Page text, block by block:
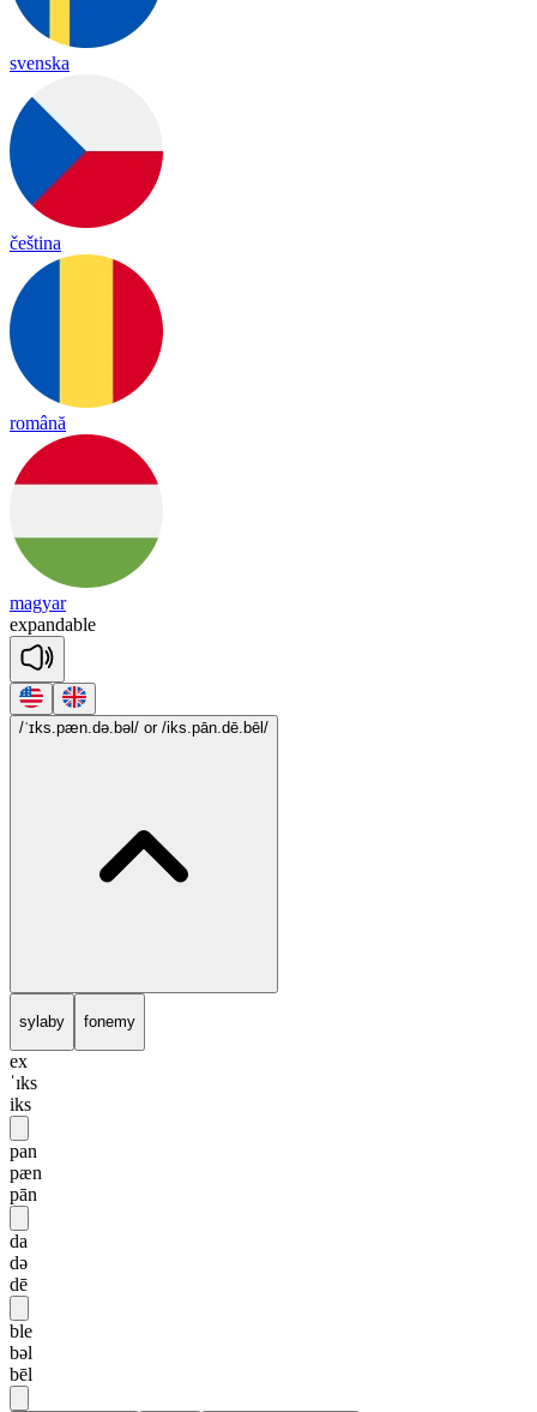
svenska
čeština
română
magyar
expandable
/ˈɪks.pæn.də.bəl/ or /iks.pān.dē.bēl/
sylaby fonemy
ex
ˈɪks
iks
pan
pæn
pān
da
də
dē
ble
bəl
bēl